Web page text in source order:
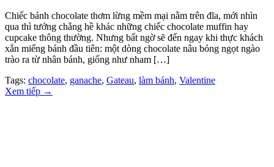
Chiếc bánh chocolate thơm lừng mềm mại nằm trên đĩa, mới nhìn
qua thì tưởng chẳng hề khác những chiếc chocolate muffin hay
cupcake thông thường. Nhưng bất ngờ sẽ đến ngay khi thực khách
xắn miếng bánh đầu tiên: một dòng chocolate nâu bóng ngọt ngào
trào ra từ nhân bánh, giống như nham […]
Tags: chocolate, ganache, Gateau, làm bánh, Valentine
Xem tiếp →